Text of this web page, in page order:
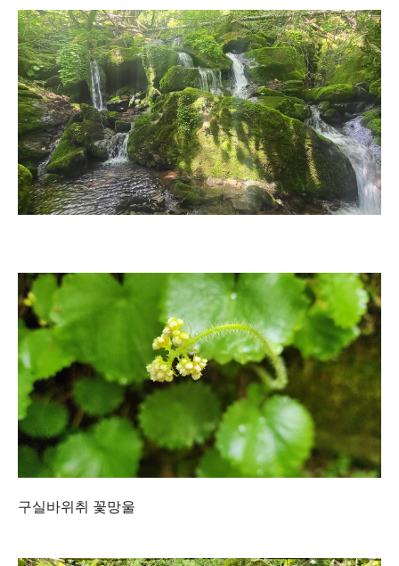
구실바위취 꽃망울